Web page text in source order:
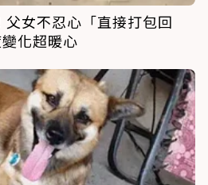
女不忍心「直接打包回
化超暖心